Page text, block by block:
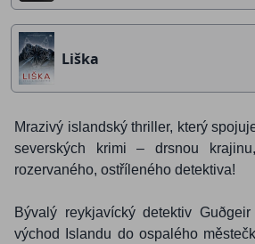
Liška
Mrazivý islandský thriller, který
severských krimi – drsnou
rozervaného, ostříleného detektiva!
Bývalý reykjavícký detektiv
východ Islandu do ospalého